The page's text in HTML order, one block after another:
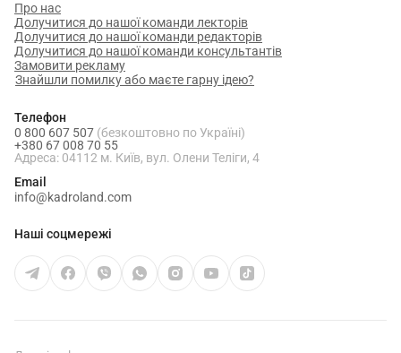
Про нас
Долучитися до нашої команди лекторів
Долучитися до нашої команди редакторів
Долучитися до нашої команди консультантів
Замовити рекламу
Знайшли помилку або маєте гарну ідею?
Телефон
0 800 607 507 (безкоштовно по Україні)
+380 67 008 70 55
Адреса: 04112 м. Київ, вул. Олени Теліги, 4
Email
info@kadroland.com
Наші соцмережі